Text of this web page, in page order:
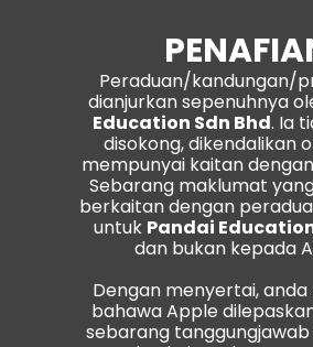
Peraduan/kandungan/
dianjurkan sepenuhnya
Education Sdn Bhd. Ia
disokong, dikendalikan
mempunyai kaitan dengan
Sebarang maklumat
berkaitan dengan
untuk Pandai
dan bukan kepada
Dengan menyertai,
bahawa Apple
sebarang